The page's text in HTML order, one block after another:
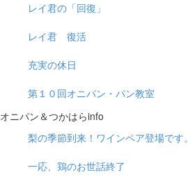
レイ君の「回復」
レイ君 復活
充実の休日
第１０回オニパン・パン教室
オニパン＆つかはらinfo
梨の季節到来！ワインペア登場です。
一応、鶏のお世話終了